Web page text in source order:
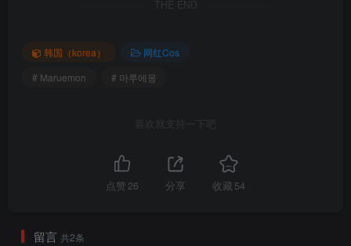
包内原图 – 无水印 – 更清晰
合集目录(持续更新…)
[2025.9.29]
THE END
韩国（korea）
网红Cos
# Maruemon
# 마루에몽
喜欢就支持一下吧
点赞26 分享 收藏 54
留言 共2条